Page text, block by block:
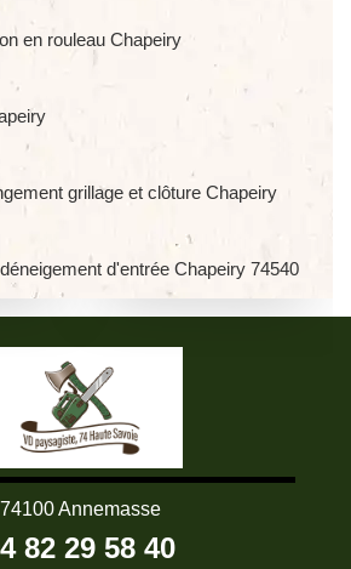
en rouleau Chapeiry
grillage et clôture Chapeiry
d'entrée Chapeiry 74540
74100 Annemasse
82 29 58 40